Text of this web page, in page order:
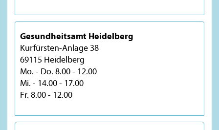
Gesundheitsamt Heidelberg
Kurfürsten-Anlage 38
69115 Heidelberg
Mo. - Do. 8.00 - 12.00
Mi. - 14.00 - 17.00
Fr. 8.00 - 12.00